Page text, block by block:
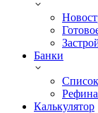
Банки
Калькулятор